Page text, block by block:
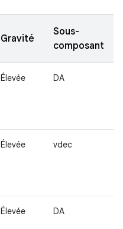
Gravité
Sous-
composant
Élevée DA
Élevée vdec
Élevée DA